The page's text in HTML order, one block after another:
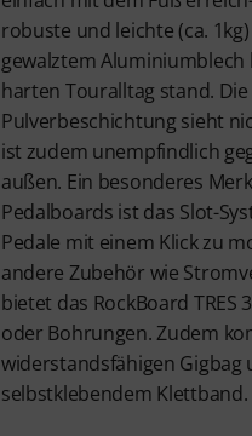
robuste und leichte (ca.
gewalztem
harten Touralltag stand. Die
Pulverbeschichtung sieht
ist zudem unempfindlich
außen. Ein besonderes
Pedalboards ist das Slot-
Pedale mit einem Klick zu
andere Zubehör wie
bietet das RockBoard TRES
oder Bohrungen. Zudem
widerstandsfähigen
selbstklebendem Klettband.